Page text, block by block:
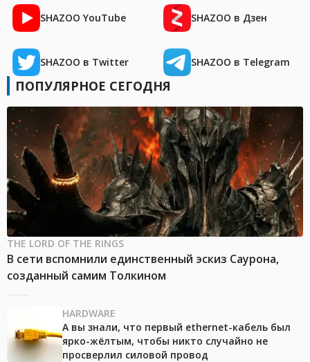
SHAZOO YouTube SHAZOO в Дзен
SHAZOO в Twitter SHAZOO в Telegram
ПОПУЛЯРНОЕ СЕГОДНЯ
THE LORD OF THE RINGS
В сети вспомнили единственный эскиз Саурона,
созданный самим Толкином
HARDWARE
А вы знали, что первый ethernet-кабель был
ярко-жёлтым, чтобы никто случайно не
просверлил силовой провод